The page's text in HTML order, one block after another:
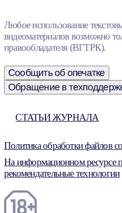
Любое использование
видеоматериалов возможно
правообладателя (ВГТРК).
Сообщить об опечатке
Обращение в
СТАТЬИ ЖУРНАЛА
Политика обработки файлов
На информационном ресурсе
рекомендательные технологии